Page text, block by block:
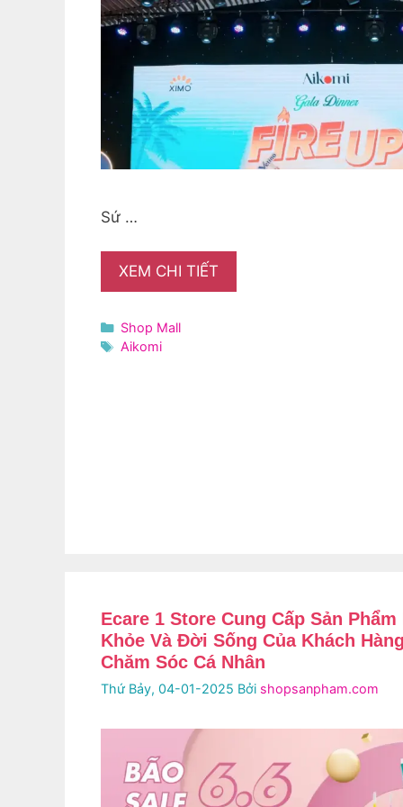
Sứ …
XEM CHI TIẾT
Danh
mục
Shop Mall
Thẻ
Aikomi
Ecare 1 Store Cung Cấp Sản
Khỏe Và Đời Sống Của Khách
Chăm Sóc Cá Nhân
Thứ Bảy, 04-01-2025 Bởi shopsanpham.com